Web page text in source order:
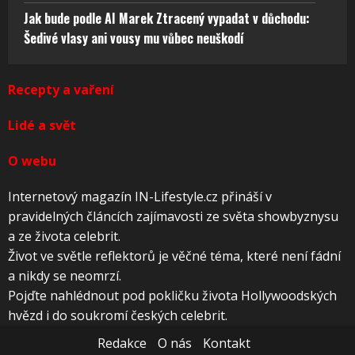
Jak bude podle AI Marek Ztracený vypadat v důchodu:
Šedivé vlasy ani vousy mu vůbec neuškodí
Recepty a vaření
Lidé a svět
O webu
Internetový magazín IN-Lifestyle.cz přináší v
pravidelných článcích zajímavosti ze světa showbyznysu
a ze života celebrit.
Život ve světle reflektorů je věčné téma, které není fádní
a nikdy se neomrzí.
Pojďte nahlédnout pod pokličku života Hollywoodských
hvězd i do soukromí českých celebrit.
Redakce
O nás
Kontakt